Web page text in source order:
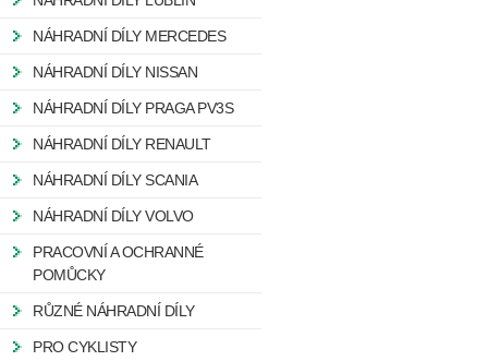
NÁHRADNÍ DÍLY MERCEDES
NÁHRADNÍ DÍLY NISSAN
NÁHRADNÍ DÍLY PRAGA PV3S
NÁHRADNÍ DÍLY RENAULT
NÁHRADNÍ DÍLY SCANIA
NÁHRADNÍ DÍLY VOLVO
PRACOVNÍ A OCHRANNÉ
POMŮCKY
RŮZNÉ NÁHRADNÍ DÍLY
PRO CYKLISTY